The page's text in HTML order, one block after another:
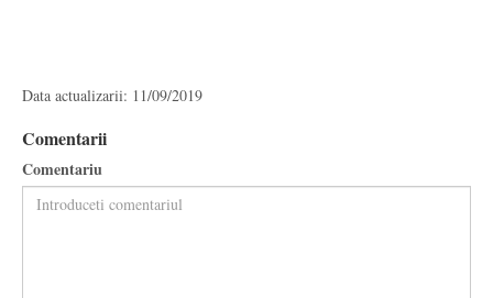
Data actualizarii: 11/09/2019
Comentarii
Comentariu